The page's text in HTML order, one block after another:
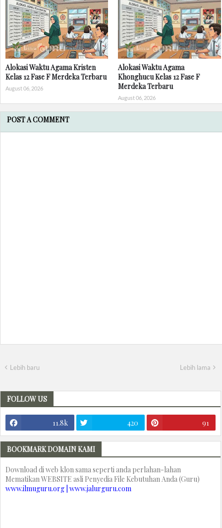
Alokasi Waktu Agama Kristen
Kelas 12 Fase F Merdeka Terbaru
August 06, 2026
Alokasi Waktu Agama
Khonghucu Kelas 12 Fase F
Merdeka Terbaru
August 06, 2026
POST A COMMENT
Lebih baru Lebih lama
FOLLOW US
11.8k 420 91
BOOKMARK DOMAIN KAMI
Download di web klon sama seperti anda perlahan-lahan
Mematikan WEBSITE asli Penyedia File Kebutuhan Anda (Guru)
www.ilmuguru.org | www.jalurguru.com